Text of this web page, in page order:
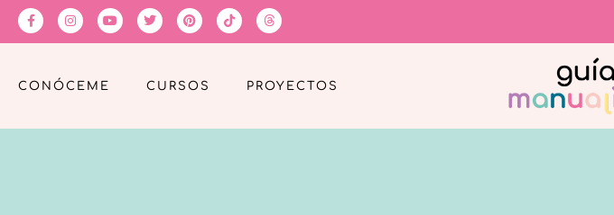
CONÓCEME CURSOS PROYECTOS